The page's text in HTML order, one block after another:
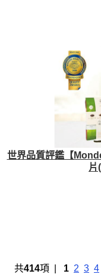
世界品質評鑑【
片
共414項 | 1 2 3 4